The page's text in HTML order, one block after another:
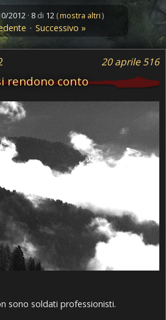
2012 · 8 di 12 (mostra altri)
· Successivo »
20 aprile 516
rendono conto
sono soldati professionisti.